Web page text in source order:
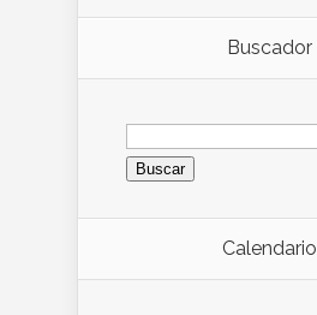
Buscador
Buscar:
Calendario